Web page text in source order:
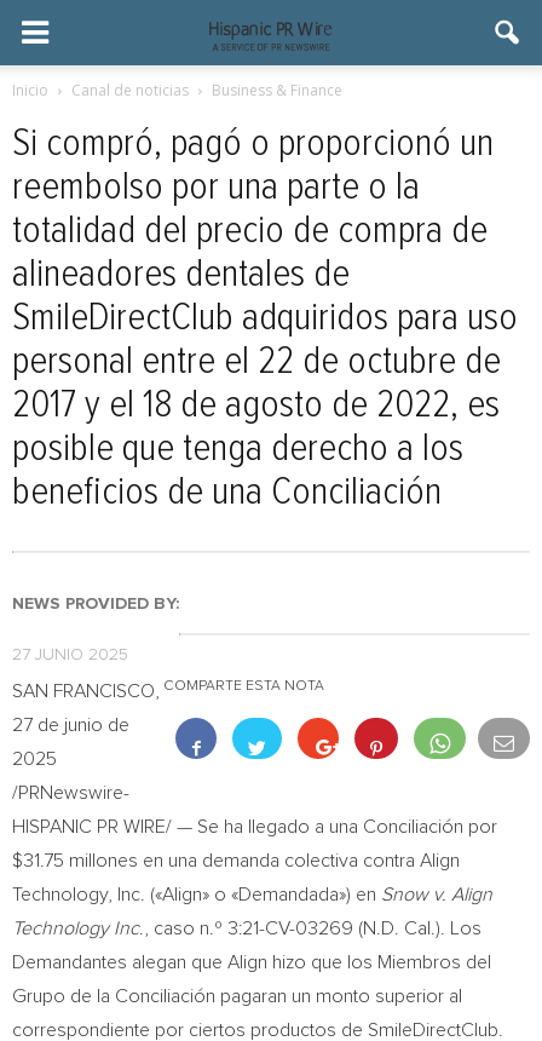
Inicio Canal de noticias Business & Finance
Si compró, pagó o proporcionó un
reembolso por una parte o la
totalidad del precio de compra de
alineadores dentales de
SmileDirectClub adquiridos para uso
personal entre el 22 de octubre de
2017 y el 18 de agosto de 2022, es
posible que tenga derecho a los
beneficios de una Conciliación
NEWS PROVIDED BY:
27 JUNIO 2025
COMPARTE ESTA NOTA
SAN FRANCISCO
27 de junio de
2025
/PRNewswire-
HISPANIC PR WIRE/ — Se ha llegado a una Conciliación por
$31.75 millones en una demanda colectiva contra Align
Technology, Inc. («Align» o «Demandada») en Snow v. Align
Technology Inc., caso n.º 3:21-CV-03269 (N.D. Cal.). Los
Demandantes alegan que Align hizo que los Miembros del
Grupo de la Conciliación pagaran un monto superior al
correspondiente por ciertos productos de SmileDirectClub.